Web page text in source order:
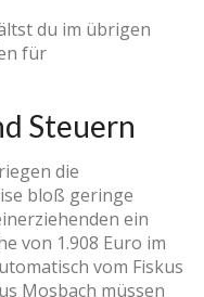
du im übrigen
für
Steuern
die
bloß geringe
ein
von 1.908 Euro im
vom Fiskus
Mosbach müssen